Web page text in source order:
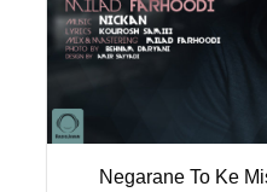
Negarane To Ke